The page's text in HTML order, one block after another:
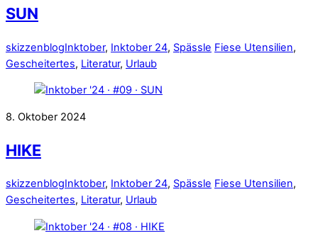
SUN
skizzenblogInktober, Inktober 24, Spässle Fiese Utensilien,
Gescheitertes, Literatur, Urlaub
8. Oktober 2024
HIKE
skizzenblogInktober, Inktober 24, Spässle Fiese Utensilien,
Gescheitertes, Literatur, Urlaub